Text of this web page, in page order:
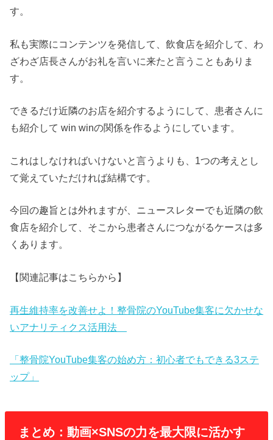
す。
私も実際にコンテンツを発信して、飲食店を紹介して、わ
ざわざ店長さんがお礼を言いに来たと言うこともありま
す。
できるだけ近隣のお店を紹介するようにして、患者さんに
も紹介して win winの関係を作るようにしています。
これはしなければいけないと言うよりも、1つの考えとし
て覚えていただければ結構です。
今回の趣旨とは外れますが、ニュースレターでも近隣の飲
食店を紹介して、そこから患者さんにつながるケースは多
くあります。
【関連記事はこちらから】
再生維持率を改善せよ！整骨院のYouTube集客に欠かせな
いアナリティクス活用法
「整骨院YouTube集客の始め方：初心者でもできる3ステ
ップ」
まとめ：動画×SNSの力を最大限に活かす